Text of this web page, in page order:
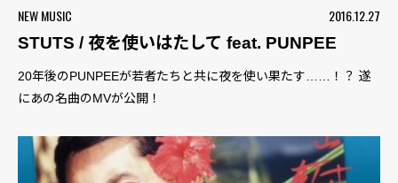
NEW MUSIC
2016.12.27
STUTS / 夜を使いはたして feat. PUNPEE
20年後のPUNPEEが若者たちと共に夜を使い果たす……！？ 遂
にあの名曲のMVが公開！